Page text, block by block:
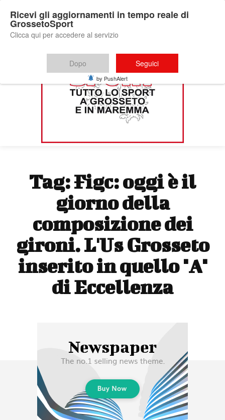
Tag:Figc: oggi è il
giorno della
composizione dei
gironi. L'Us Grosseto
inserito in quello "A"
di Eccellenza
Ricevi gli aggiornamenti in tempo reale di
GrossetoSport
Clicca qui per accedere al servizio
Dopo Seguici
by PushAlert